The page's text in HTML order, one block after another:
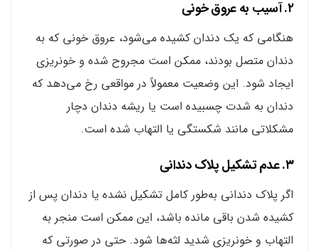
۲. آسیب به عروق خونی
هنگامی که یک دندان کشیده می‌شود، عروق خونی که به
دندان متصل بودند، ممکن است مجروح شده و خونریزی
ایجاد شود. این وضعیت معمولاً در مواقعی رخ می‌دهد که
دندان به شدت چسبیده است یا ریشه دندان دچار
مشکلاتی مانند شکستگی یا التهاب شده است.
۳. عدم تشکیل پلاک دندانی
اگر پلاک دندانی به‌طور کامل تشکیل نشده یا دندان پس از
کشیده شدن باقی مانده باشد، این ممکن است منجر به
التهاب و خونریزی شدید لثه‌ها شود. حتی در صورتی که